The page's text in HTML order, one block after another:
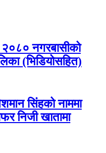
नगरबासीको
(भिडियोसहित)
सिंहको नाममा
निजी खातामा